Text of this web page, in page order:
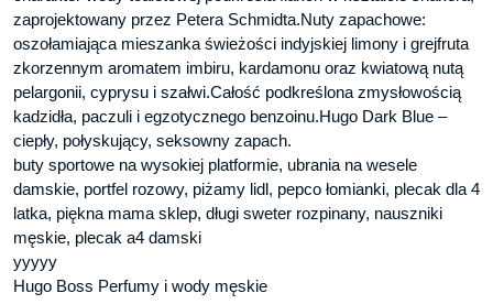
zaprojektowany przez Petera Schmidta.Nuty zapachowe:
oszołamiająca mieszanka świeżości indyjskiej limony i grejfruta
zkorzennym aromatem imbiru, kardamonu oraz kwiatową nutą
pelargonii, cyprysu i szałwi.Całość podkreślona zmysłowością
kadzidła, paczuli i egzotycznego benzoinu.Hugo Dark Blue –
ciepły, połyskujący, seksowny zapach.
buty sportowe na wysokiej platformie, ubrania na wesele
damskie, portfel rozowy, piżamy lidl, pepco łomianki, plecak dla 4
latka, piękna mama sklep, długi sweter rozpinany, nauszniki
męskie, plecak a4 damski
yyyyy
Hugo Boss Perfumy i wody męskie